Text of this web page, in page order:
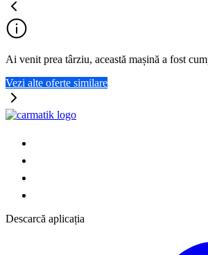
Ai venit prea târziu, această mașină a fost
Vezi alte oferte similare
Descarcă aplicația